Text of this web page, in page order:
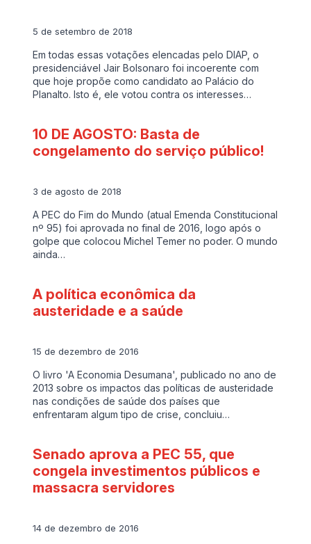
5 de setembro de 2018
Em todas essas votações elencadas pelo DIAP, o
presidenciável Jair Bolsonaro foi incoerente com
que hoje propõe como candidato ao Palácio do
Planalto. Isto é, ele votou contra os interesses…
10 DE AGOSTO: Basta de
congelamento do serviço público!
3 de agosto de 2018
A PEC do Fim do Mundo (atual Emenda Constitucional
nº 95) foi aprovada no final de 2016, logo após o
golpe que colocou Michel Temer no poder. O mundo
ainda…
A política econômica da
austeridade e a saúde
15 de dezembro de 2016
O livro 'A Economia Desumana', publicado no ano de
2013 sobre os impactos das políticas de austeridade
nas condições de saúde dos países que
enfrentaram algum tipo de crise, concluiu…
Senado aprova a PEC 55, que
congela investimentos públicos e
massacra servidores
14 de dezembro de 2016